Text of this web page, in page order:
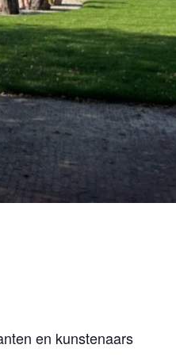
en kunstenaars